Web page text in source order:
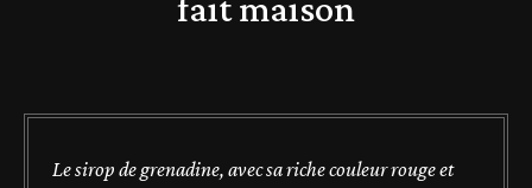
fait maison
Le sirop de grenadine, avec sa riche couleur rouge et